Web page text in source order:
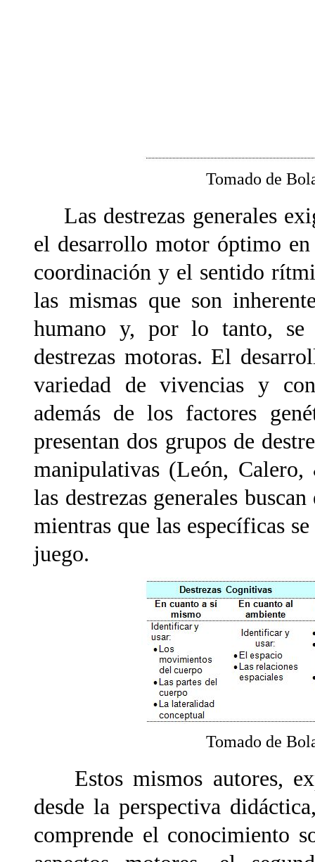
Tomado de
Las destrezas generales
el desarrollo motor óptimo
coordinación y el sentido
las mismas que son
humano y, por lo tanto, se
destrezas motoras. El
variedad de vivencias y
además de los factores
presentan dos grupos de
manipulativas (León,
las destrezas generales
mientras que las específicas
juego.
Tomado de
Estos mismos autores,
desde la perspectiva
comprende el conocimiento